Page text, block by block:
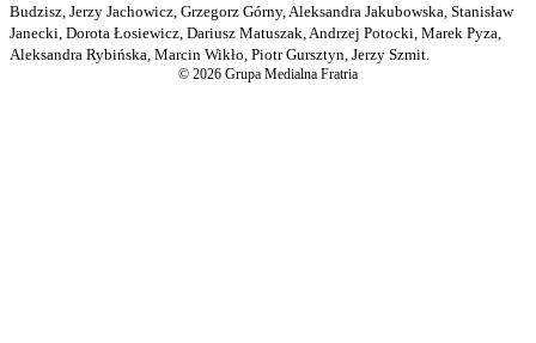
Budzisz, Jerzy Jachowicz, Grzegorz Górny, Aleksandra Jakubowska, Stanisław
Janecki, Dorota Łosiewicz, Dariusz Matuszak, Andrzej Potocki, Marek Pyza,
Aleksandra Rybińska, Marcin Wikło, Piotr Gursztyn, Jerzy Szmit.
© 2026 Grupa Medialna Fratria